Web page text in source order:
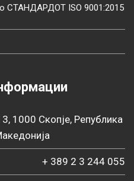
СТАНДАРДОТ ISO 9001:2015
1000 Скопје, Република
+ 389 2 3 244 055